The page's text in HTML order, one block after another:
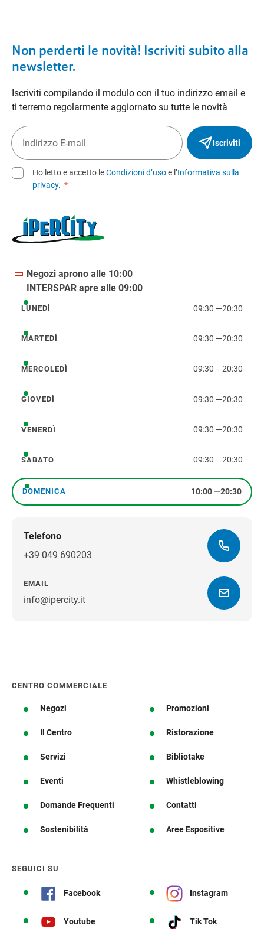
Non perderti le novità! Iscriviti subito alla
newsletter.
Iscriviti compilando il modulo con il tuo indirizzo email e
ti terremo regolarmente aggiornato su tutte le novità
Iscriviti
Ho letto e accetto leCondizioni d’usoe l’Informativa sulla
privacy. *
Negozi aprono alle 10:00
INTERSPAR apre alle 09:00
lunedì
LUNEDÌ 09:30 —20:30
martedì
MARTEDÌ 09:30 —20:30
mercoledì
MERCOLEDÌ 09:30 —20:30
giovedì
GIOVEDÌ 09:30 —20:30
venerdì
VENERDÌ 09:30 —20:30
sabato
SABATO 09:30 —20:30
domenica
DOMENICA 10:00—20:30
Telefono
+39 049 690203
EMAIL
info@ipercity.it
CENTRO COMMERCIALE
Negozi Promozioni
Il Centro Ristorazione
Servizi Bibliotake
Eventi Whistleblowing
Domande Frequenti Contatti
Sostenibilità Aree Espositive
SEGUICI SU
Facebook Instagram
Youtube Tik Tok